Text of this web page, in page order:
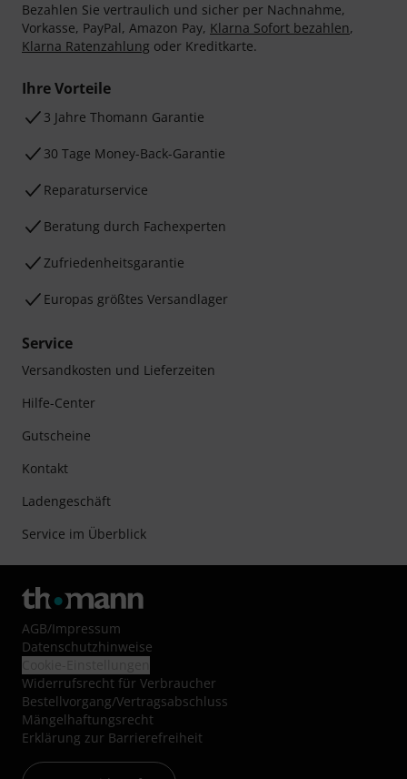
Bezahlen Sie vertraulich und sicher per Nachnahme,
Vorkasse, PayPal, Amazon Pay, Klarna Sofort bezahlen,
Klarna Ratenzahlung oder Kreditkarte.
Ihre Vorteile
3 Jahre Thomann Garantie
30 Tage Money-Back-Garantie
Reparaturservice
Beratung durch Fachexperten
Zufriedenheitsgarantie
Europas größtes Versandlager
Service
Versandkosten und Lieferzeiten
Hilfe-Center
Gutscheine
Kontakt
Ladengeschäft
Service im Überblick
AGB/Impressum
Datenschutzhinweise
Widerrufsrecht für Verbraucher
Bestellvorgang/Vertragsabschluss
Mängelhaftungsrecht
Erklärung zur Barrierefreiheit